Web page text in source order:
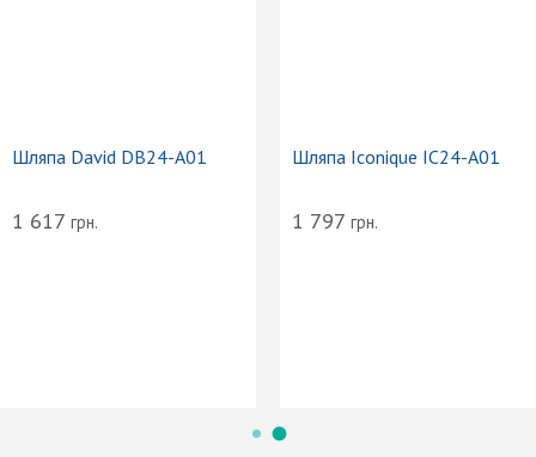
Шляпа David DB24-A01
1 617 грн.
Шляпа Iconique IC24-A01
1 797 грн.